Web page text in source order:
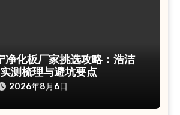
净化板厂家挑选攻略：浩洁
测梳理与避坑要点
2026年8月6日